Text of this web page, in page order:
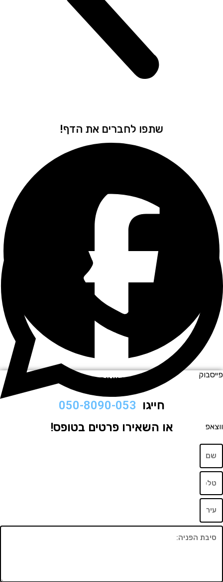
שתפו לחברים את הדף!
לתיאום ויצירת קשר
חייגו050-8090-053
או השאירו פרטים בטופס!